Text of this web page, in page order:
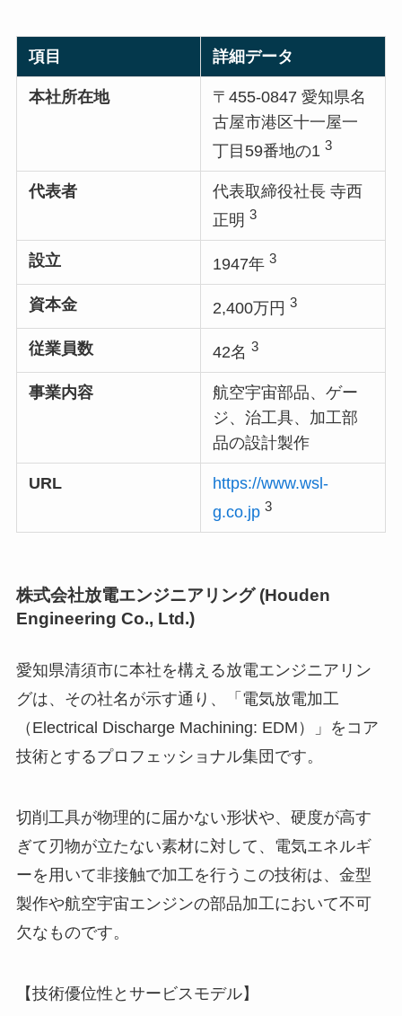
項目 詳細データ
本社所在地
〒455-0847 愛知県名
古屋市港区十一屋一
丁目59番地の13
代表者
代表取締役社長 寺西
正明3
設立 1947年3
資本金 2,400万円3
従業員数 42名3
事業内容
航空宇宙部品、ゲー
ジ、治工具、加工部
品の設計製作
URL
https://www.wsl-
g.co.jp 3
株式会社放電エンジニアリング (Houden
Engineering Co., Ltd.)
愛知県清須市に本社を構える放電エンジニアリン
グは、その社名が示す通り、「電気放電加工
（Electrical Discharge Machining: EDM）」をコア
技術とするプロフェッショナル集団です。
切削工具が物理的に届かない形状や、硬度が高す
ぎて刃物が立たない素材に対して、電気エネルギ
ーを用いて非接触で加工を行うこの技術は、金型
製作や航空宇宙エンジンの部品加工において不可
欠なものです。
【技術優位性とサービスモデル】